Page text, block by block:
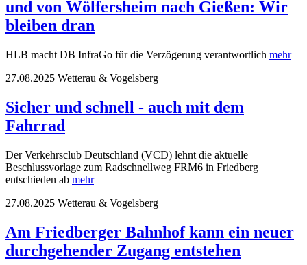
und von Wölfersheim nach Gießen: Wir
bleiben dran
HLB macht DB InfraGo für die Verzögerung verantwortlich mehr
27.08.2025 Wetterau & Vogelsberg
Sicher und schnell - auch mit dem
Fahrrad
Der Verkehrsclub Deutschland (VCD) lehnt die aktuelle
Beschlussvorlage zum Radschnellweg FRM6 in Friedberg
entschieden ab mehr
27.08.2025 Wetterau & Vogelsberg
Am Friedberger Bahnhof kann ein neuer
durchgehender Zugang entstehen